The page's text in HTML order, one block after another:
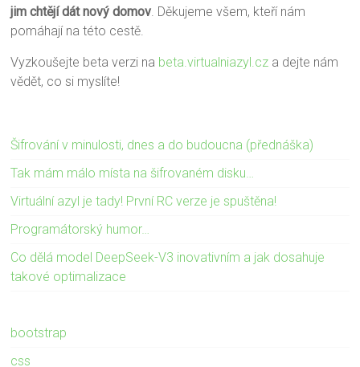
jim chtějí dát nový domov. Děkujeme všem, kteří nám
pomáhají na této cestě.
Vyzkoušejte beta verzi na beta.virtualniazyl.cz a dejte nám
vědět, co si myslíte!
Šifrování v minulosti, dnes a do budoucna (přednáška)
Tak mám málo místa na šifrovaném disku…
Virtuální azyl je tady! První RC verze je spuštěna!
Programátorský humor…
Co dělá model DeepSeek-V3 inovativním a jak dosahuje
takové optimalizace
bootstrap
css